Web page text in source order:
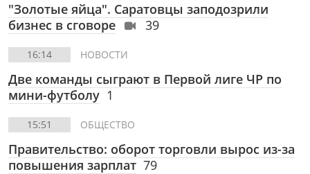
"Золотые яйца". Саратовцы заподозрили
бизнес в сговоре
39
16:14 НОВОСТИ
Две команды сыграют в Первой лиге ЧР по
мини-футболу 1
15:51 ОБЩЕСТВО
Правительство: оборот торговли вырос из-за
повышения зарплат 79